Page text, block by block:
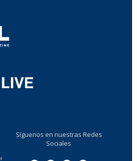
Síguenos en nuestras Redes
Sociales